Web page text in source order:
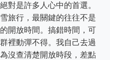
對是許多人心中的首選。
旅行，最關鍵的往往不是
開放時間。搞錯時間，可
裡動彈不得。我自己去過
沒查清楚開放時段，差點